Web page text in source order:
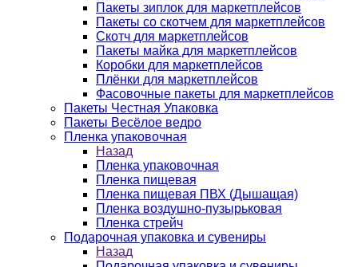
Пакеты зиплок для маркетплейсов
Пакеты со скотчем для маркетплейсов
Скотч для маркетплейсов
Пакеты майка для маркетплейсов
Коробки для маркетплейсов
Плёнки для маркетплейсов
Фасовочные пакеты для маркетплейсов
Пакеты Честная Упаковка
Пакеты Весёлое ведро
Пленка упаковочная
Назад
Пленка упаковочная
Пленка пищевая
Пленка пищевая ПВХ (Дышащая)
Пленка воздушно-пузырьковая
Пленка стрейч
Подарочная упаковка и сувениры
Назад